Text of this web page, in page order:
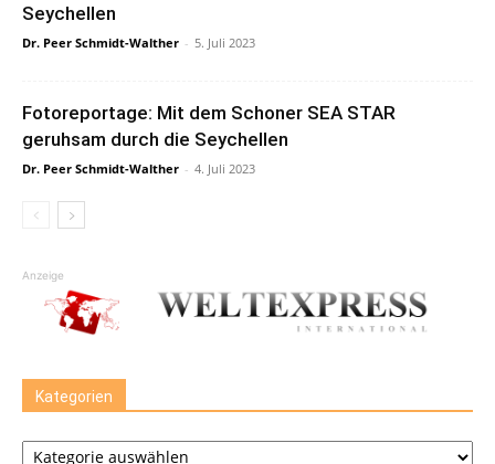
Seychellen
Dr. Peer Schmidt-Walther - 5. Juli 2023
Fotoreportage: Mit dem Schoner SEA STAR
geruhsam durch die Seychellen
Dr. Peer Schmidt-Walther - 4. Juli 2023
Anzeige
Kategorien
Kategorien